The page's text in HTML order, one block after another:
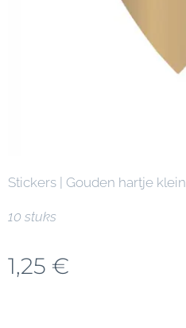
Stickers | Gouden hartje klein
10 stuks
1,25 €